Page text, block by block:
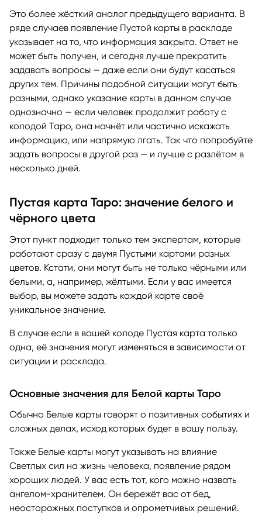
Это более жёсткий аналог предыдущего варианта. В
ряде случаев появление Пустой карты в раскладе
указывает на то, что информация закрыта. Ответ не
может быть получен, и сегодня лучше прекратить
задавать вопросы — даже если они будут касаться
других тем. Причины подобной ситуации могут быть
разными, однако указание карты в данном случае
однозначно — если человек продолжит работу с
колодой Таро, она начнёт или частично искажать
информацию, или напрямую лгать. Так что попробуйте
задать вопросы в другой раз — и лучше с разлётом в
несколько дней.
Пустая карта Таро: значение белого и
чёрного цвета
Этот пункт подходит только тем экспертам, которые
работают сразу с двумя Пустыми картами разных
цветов. Кстати, они могут быть не только чёрными или
белыми, а, например, жёлтыми. Если у вас имеется
выбор, вы можете задать каждой карте своё
уникальное значение.
В случае если в вашей колоде Пустая карта только
одна, её значения могут изменяться в зависимости от
ситуации и расклада.
Основные значения для Белой карты Таро
Обычно Белые карты говорят о позитивных событиях и
сложных делах, исход которых будет в вашу пользу.
Также Белые карты могут указывать на влияние
Светлых сил на жизнь человека, появление рядом
хороших людей. У вас есть тот, кого можно назвать
ангелом-хранителем. Он бережёт вас от бед,
неосторожных поступков и опрометчивых решений.